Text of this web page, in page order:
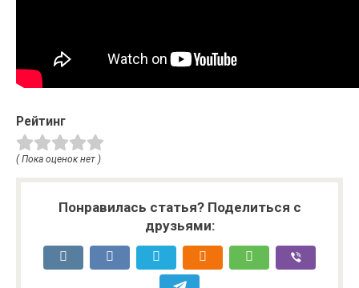
Рейтинг
( Пока оценок нет )
Понравилась статья? Поделиться с
друзьями: